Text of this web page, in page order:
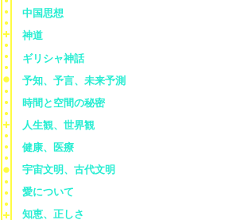
中国思想
神道
ギリシャ神話
予知、予言、未来予測
時間と空間の秘密
人生観、世界観
健康、医療
宇宙文明、古代文明
愛について
知恵、正しさ